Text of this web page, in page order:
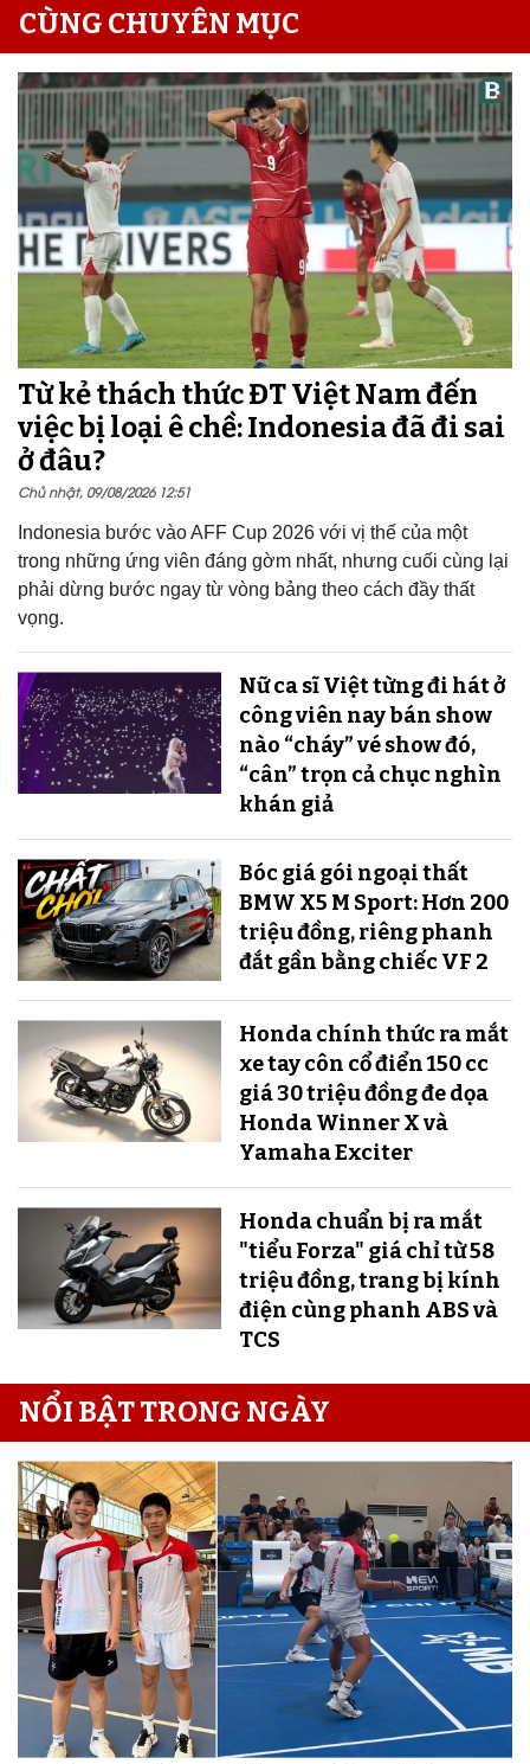
CÙNG CHUYÊN MỤC
Từ kẻ thách thức ĐT Việt Nam đến
việc bị loại ê chề: Indonesia đã đi sai
ở đâu?
Chủ nhật, 09/08/2026 12:51
Indonesia bước vào AFF Cup 2026 với vị thế của một
trong những ứng viên đáng gờm nhất, nhưng cuối cùng lại
phải dừng bước ngay từ vòng bảng theo cách đầy thất
vọng.
Nữ ca sĩ Việt từng đi hát ở
công viên nay bán show
nào “cháy” vé show đó,
“cân” trọn cả chục nghìn
khán giả
Bóc giá gói ngoại thất
BMW X5 M Sport: Hơn 200
triệu đồng, riêng phanh
đắt gần bằng chiếc VF 2
Honda chính thức ra mắt
xe tay côn cổ điển 150 cc
giá 30 triệu đồng đe dọa
Honda Winner X và
Yamaha Exciter
Honda chuẩn bị ra mắt
"tiểu Forza" giá chỉ từ 58
triệu đồng, trang bị kính
điện cùng phanh ABS và
TCS
NỔI BẬT TRONG NGÀY